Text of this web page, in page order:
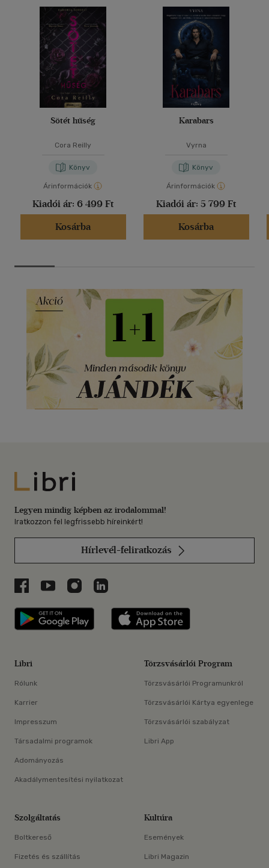
Sötét hűség
Cora Reilly
Könyv
Árinformációk
Kiadói ár: 6 499 Ft
Kosárba
Karabars
Vyrna
Könyv
Árinformációk
Kiadói ár: 5 799 Ft
Kosárba
Libri
Legyen mindig képben az irodalommal!
Iratkozzon fel legfrissebb híreinkért!
Hírlevél-feliratkozás
Libri a Facebookon
Libri a Youtube-on
Libri az Instagramon
Libri a LinkedInen
Libri applikáció Szerezd meg: Google
Libri
Rólunk
Karrier
Impresszum
Társadalmi programok
Adományozás
Akadálymentesítési nyilatkozat
Törzsvásárlói Program
Törzsvásárlói Programunkról
Törzsvásárlói Kártya egyenlege
Törzsvásárlói szabályzat
Libri App
Szolgáltatás
Boltkereső
Fizetés és szállítás
Kultúra
Események
Libri Magazin